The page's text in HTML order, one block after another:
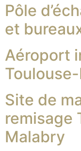
Pôle
et
Aéroport
Site de
remisage
Malabry